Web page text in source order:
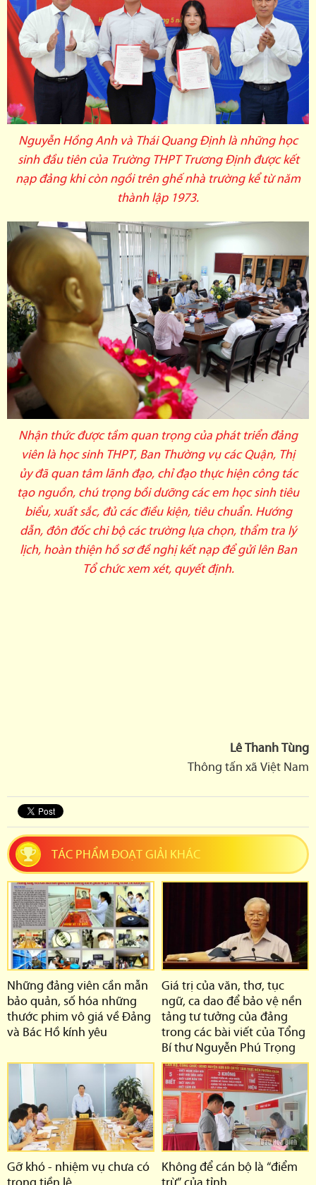
Nguyễn Hồng Anh và Thái Quang Định là những học
sinh đầu tiên của Trường THPT Trương Định được kết
nạp đảng khi còn ngồi trên ghế nhà trường kể từ năm
thành lập 1973.
Nhận thức được tầm quan trọng của phát triển đảng
viên là học sinh THPT, Ban Thường vụ các Quận, Thị
ủy đã quan tâm lãnh đạo, chỉ đạo thực hiện công tác
tạo nguồn, chú trọng bồi dưỡng các em học sinh tiêu
biểu, xuất sắc, đủ các điều kiện, tiêu chuẩn. Hướng
dẫn, đôn đốc chi bộ các trường lựa chọn, thẩm tra lý
lịch, hoàn thiện hồ sơ đề nghị kết nạp để gửi lên Ban
Tổ chức xem xét, quyết định.
Lê Thanh Tùng
Thông tấn xã Việt Nam
TÁC PHẨM ĐOẠT GIẢI KHÁC
Những đảng viên cần mẫn
bảo quản, số hóa những
thước phim vô giá về Đảng
và Bác Hồ kính yêu
Giá trị của văn, thơ, tục
ngữ, ca dao để bảo vệ nền
tảng tư tưởng của đảng
trong các bài viết của Tổng
Bí thư Nguyễn Phú Trọng
Gỡ khó - nhiệm vụ chưa có
Không để cán bộ là “điểm